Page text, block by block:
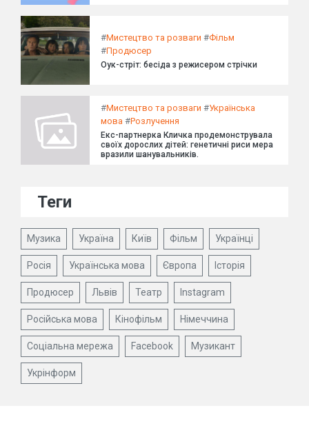
#Мистецтво та розваги #Фільм
#Продюсер
Оук-стріт: бесіда з режисером стрічки
#Мистецтво та розваги #Українська
мова #Розлучення
Екс-партнерка Кличка продемонструвала
своїх дорослих дітей: генетичні риси мера
вразили шанувальників.
Теги
Музика Україна Київ Фільм Українці
Росія Українська мова Європа Історія
Продюсер Львів Театр Instagram
Російська мова Кінофільм Німеччина
Соціальна мережа Facebook Музикант
Укрінформ